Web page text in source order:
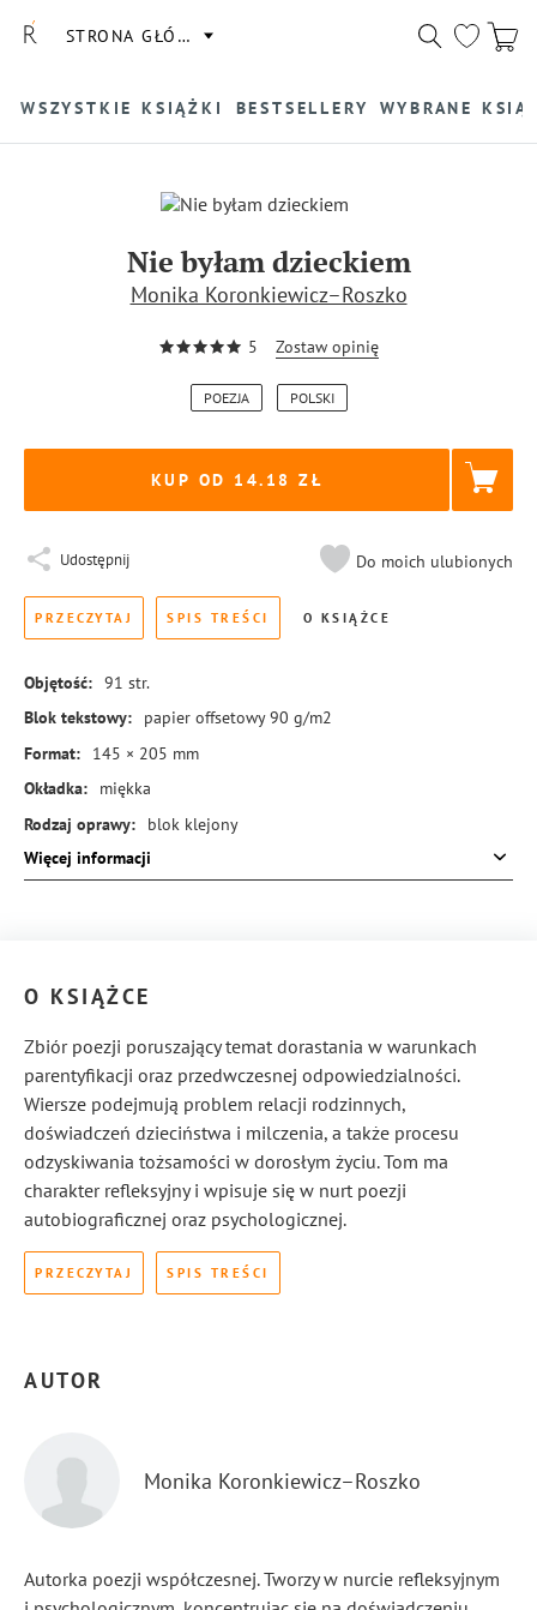
STRONA GŁÓWNA
WSZYSTKIE KSIĄŻKI BESTSELLERY WYBRANE
Nie byłam dzieckiem
Monika Koronkiewicz–Roszko
5 Zostaw opinię
POEZJA POLSKI
KUP OD 14.18
Udostępnij Do moich ulubionych
PRZECZYTAJ SPIS TREŚCI O KSIĄŻCE
Objętość: 91 str.
Blok tekstowy:
papier offsetowy 90 g/m2
Format:
145 × 205 mm
Okładka:
miękka
Rodzaj oprawy:
blok klejony
ISBN:
978-83-8440-381-5
Więcej informacji
O KSIĄŻCE
Zbiór poezji poruszający temat dorastania w warunkach
parentyfikacji oraz przedwczesnej odpowiedzialności.
Wiersze podejmują problem relacji rodzinnych,
doświadczeń dzieciństwa i milczenia, a także procesu
odzyskiwania tożsamości w dorosłym życiu. Tom ma
charakter refleksyjny i wpisuje się w nurt poezji
autobiograficznej oraz psychologicznej.
PRZECZYTAJ SPIS TREŚCI
AUTOR
Monika Koronkiewicz–Roszko
Autorka poezji współczesnej. Tworzy w nurcie refleksyjnym